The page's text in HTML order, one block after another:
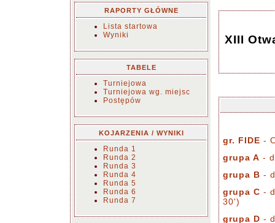
RAPORTY GŁÓWNE
Lista startowa
Wyniki
TABELE
Turniejowa
Turniejowa wg. miejsc
Postępów
KOJARZENIA / WYNIKI
Runda 1
Runda 2
Runda 3
Runda 4
Runda 5
Runda 6
Runda 7
XIII
gr. FIDE -
grupa A -
grupa B -
grupa C -
30')
grupa D -